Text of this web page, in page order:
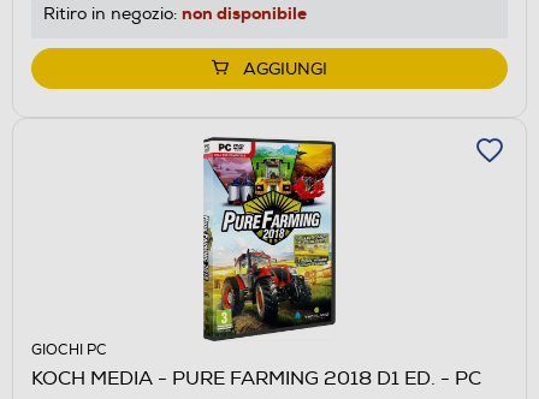
Ritiro in negozio: non disponibile
AGGIUNGI
GIOCHI PC
KOCH MEDIA - PURE FARMING 2018 D1 ED. - PC